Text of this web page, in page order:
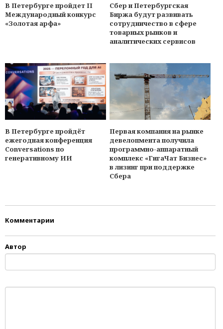
В Петербурге пройдет II
Международный конкурс
«Золотая арфа»
Сбер и Петербургская
Биржа будут развивать
сотрудничество в сфере
товарных рынков и
аналитических сервисов
В Петербурге пройдёт
ежегодная конференция
Conversations по
генеративному ИИ
Первая компания на рынке
девелопмента получила
программно-аппаратный
комплекс «ГигаЧат Бизнес»
в лизинг при поддержке
Сбера
Комментарии
Автор